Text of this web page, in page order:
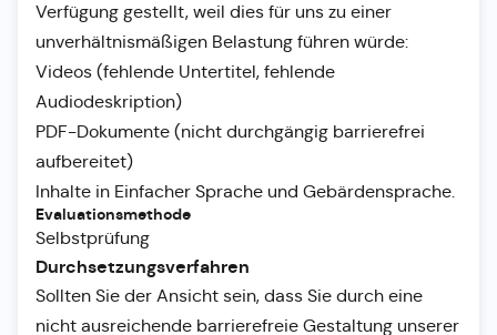
Verfügung gestellt, weil dies für uns zu einer
unverhältnismäßigen Belastung führen würde:
Videos (fehlende Untertitel, fehlende
Audiodeskription)
PDF-Dokumente (nicht durchgängig barrierefrei
aufbereitet)
Inhalte in Einfacher Sprache und Gebärdensprache.
Evaluationsmethode
Selbstprüfung
Durchsetzungsverfahren
Sollten Sie der Ansicht sein, dass Sie durch eine
nicht ausreichende barrierefreie Gestaltung unserer